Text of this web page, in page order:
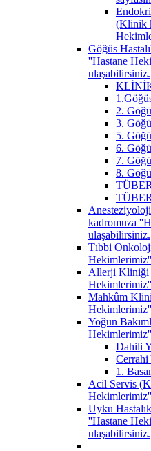
(Klinik
Göğüs
''Hastane
ulaşabilirsiniz.
2.
3.
5.
6.
7.
8.
kadromuza
ulaşabilirsiniz.
Tıbbi
Allerji Kliniği
Mahkûm
Yoğun
Dahili
Cerrahi
1.
Acil Servis
Uyku
''Hastane
ulaşabilirsiniz.